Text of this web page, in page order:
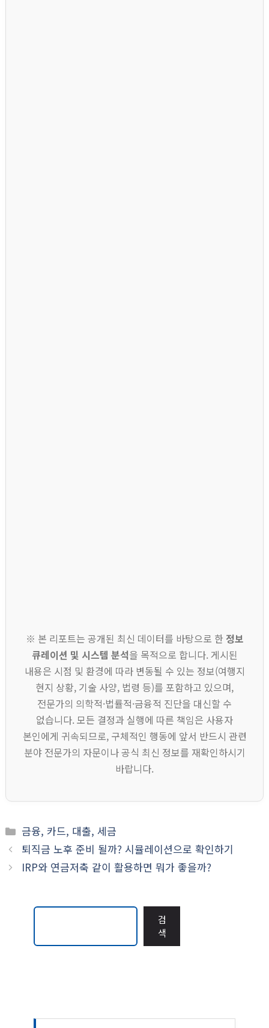
※ 본 리포트는 공개된 최신 데이터를 바탕으로 한 정보
큐레이션 및 시스템 분석을 목적으로 합니다. 게시된
내용은 시점 및 환경에 따라 변동될 수 있는 정보(여행지
현지 상황, 기술 사양, 법령 등)를 포함하고 있으며,
전문가의 의학적·법률적·금융적 진단을 대신할 수
없습니다. 모든 결정과 실행에 따른 책임은 사용자
본인에게 귀속되므로, 구체적인 행동에 앞서 반드시 관련
분야 전문가의 자문이나 공식 최신 정보를 재확인하시기
바랍니다.
카
테
고
리
금융, 카드, 대출, 세금
퇴직금 노후 준비 될까? 시뮬레이션으로 확인하기
IRP와 연금저축 같이 활용하면 뭐가 좋을까?
검
검
색